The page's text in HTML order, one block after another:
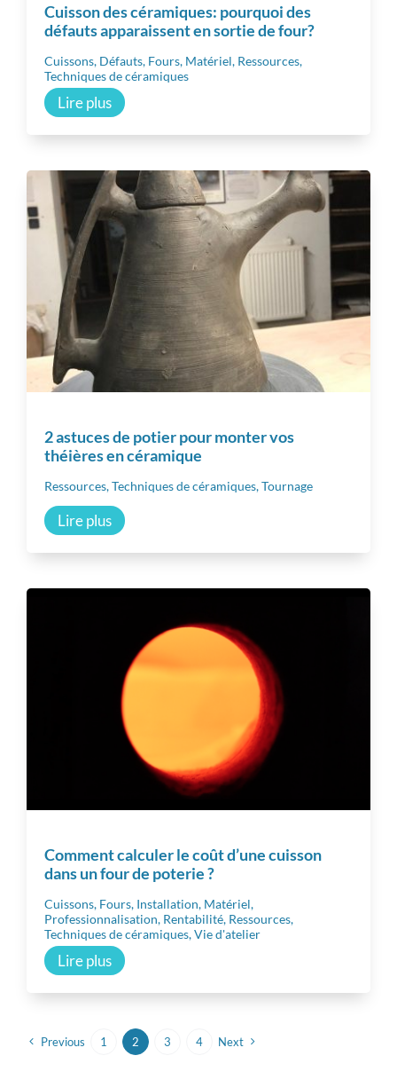
Cuisson des céramiques: pourquoi des
défauts apparaissent en sortie de four?
Cuissons, Défauts, Fours, Matériel, Ressources,
Techniques de céramiques
Lire plus
2 astuces de potier pour monter vos
théières en céramique
Ressources,Techniques de céramiques,Tournage
Lire plus
Comment calculer le coût d’une cuisson
dans un four de poterie ?
Cuissons, Fours, Installation, Matériel,
Professionnalisation, Rentabilité, Ressources,
Techniques de céramiques,Vie d'atelier
Lire plus
Previous 1 2 3 4 Next